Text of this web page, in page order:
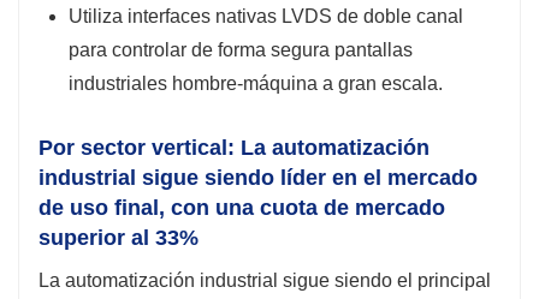
Utiliza interfaces nativas LVDS de doble canal
para controlar de forma segura pantallas
industriales hombre-máquina a gran escala.
Por sector vertical: La automatización
industrial sigue siendo líder en el mercado
de uso final, con una cuota de mercado
superior al 33%
La automatización industrial sigue siendo el principal